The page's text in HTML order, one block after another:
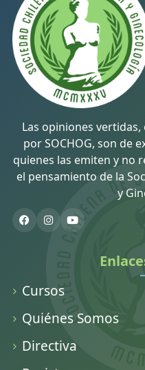
Las opiniones
por SOCHOG, son de
quienes las emiten y no
el pensamiento de la
y
Cursos
Quiénes Somos
Directiva